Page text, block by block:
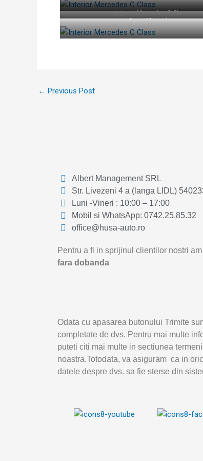
Interior Mercedes C Class
Huse Mercedes
← Previous Post
Albert Management SRL
Str. Livezeni 4 a (langa LIDL)
Luni -Vineri : 10:00 – 17:00
Mobil si WhatsApp: 0742.25.85.32
office@husa-auto.ro
Pentru a fi in sprijinul clientilor nostri
fara dobanda
Odata cu apasarea butonului Trimite
completate de dvs. Pentru mai multe
puteti citi mai multe in sectiunea
noastra.Totodata, va asiguram ca in
datele despre dvs. sa fie sterse din